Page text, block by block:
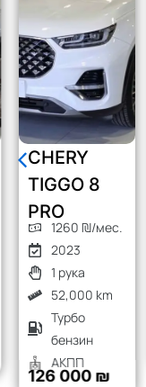
CHERY
TIGGO 8
PRO
1260 ₪/мес.
2023
1 рука
52,000 km
Турбо
бензин
АКПП
126 000 ₪